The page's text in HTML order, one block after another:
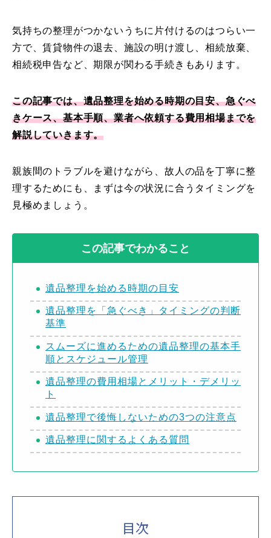
気持ちの整理がつかないうちに片付けるのはつらい一
方で、賃貸物件の退去、施設の明け渡し、相続放棄、
相続税申告など、期限が関わる手続きもあります。
この記事では、遺品整理を始める時期の目安、急ぐべ
きケース、基本手順、業者へ依頼する費用相場までを
解説していきます。
親族間のトラブルを避けながら、故人の品を丁寧に整
理するためにも、まずは今の状況に合うタイミングを
見極めましょう。
この記事でわかること
遺品整理を始める時期の目安
遺品整理を「急ぐべき」タイミングの判断
基準
スムーズに進めるための遺品整理の基本手
順とスケジュール管理
遺品整理の費用相場とメリット・デメリッ
ト
遺品整理で後悔しないための3つの注意点
遺品整理に関するよくある質問
目次